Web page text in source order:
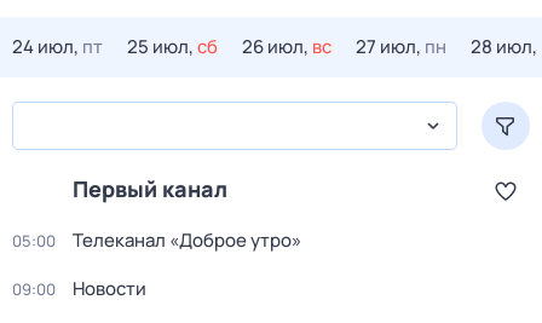
24 июл, пт 25 июл,сб 26 июл, вс 27 июл, пн 28 июл,
Первый канал
05:00 Телеканал «Доброе утро»
09:00 Новости